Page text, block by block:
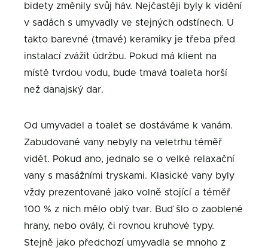
bidety změnily svůj háv. Nejčastěji byly k vidění
v sadách s umyvadly ve stejných odstínech. U
takto barevné (tmavé) keramiky je třeba před
instalací zvážit údržbu. Pokud má klient na
místě tvrdou vodu, bude tmavá toaleta horší
než danajský dar.
Od umyvadel a toalet se dostáváme k vanám.
Zabudované vany nebyly na veletrhu téměř
vidět. Pokud ano, jednalo se o velké relaxační
vany s masážními tryskami. Klasické vany byly
vždy prezentované jako volně stojící a téměř
100 % z nich mělo oblý tvar. Buď šlo o zaoblené
hrany, nebo ovály, či rovnou kruhové typy.
Stejně jako předchozí umyvadla se mnoho z